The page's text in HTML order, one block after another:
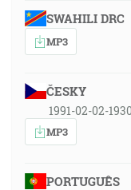
SWAHILI DRC
MP3
ČESKY
1991-02-02-
MP3
PORTUGUÊS